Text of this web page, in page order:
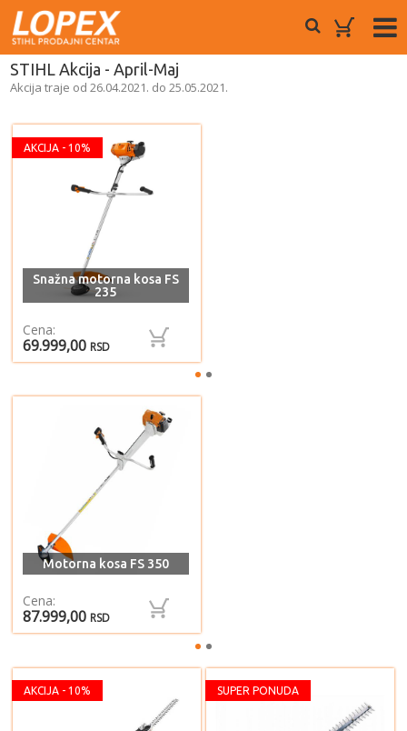
STIHL Akcija - April-Maj
Akcija traje od 26.04.2021. do 25.05.2021.
AKCIJA - 10%
Snažna motorna kosa FS
235
Cena:
69.999,00 RSD
Motorna kosa FS 350
Cena:
87.999,00 RSD
AKCIJA - 10% SUPER PONUDA